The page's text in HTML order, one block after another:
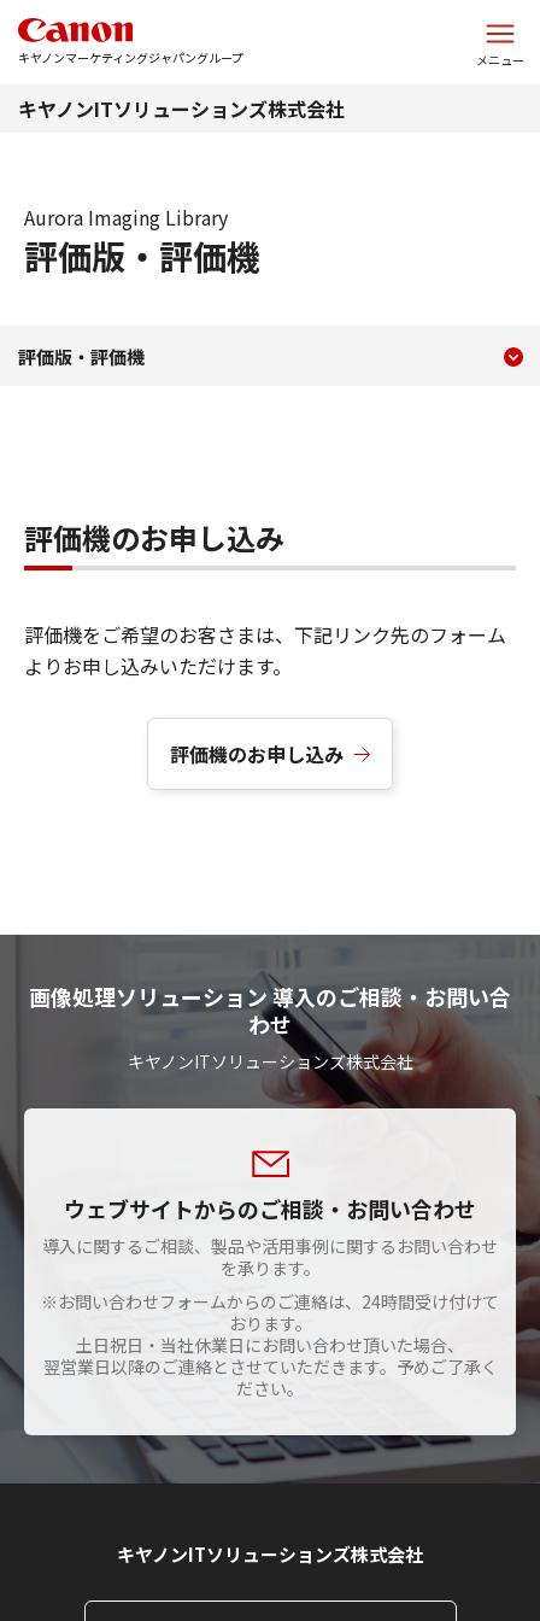
キヤノンマーケティングジャパングループ メニュー
キヤノンITソリューションズ株式会社
評価版・評価機
Aurora Imaging Library
評価版・評価機
評価機のお申し込み
評価機をご希望のお客さまは、下記リンク先のフォーム
よりお申し込みいただけます。
評価機のお申し込み
画像処理ソリューション 導入のご相談・お問い合
わせ
キヤノンITソリューションズ株式会社
ウェブサイトからのご相談・お問い合わせ
導入に関するご相談、製品や活用事例に関するお問い合わせ
を承ります。
※お問い合わせフォームからのご連絡は、24時間受け付けて
おります。
土日祝日・当社休業日にお問い合わせ頂いた場合、
翌営業日以降のご連絡とさせていただきます。予めご了承く
ださい。
キヤノンITソリューションズ株式会社